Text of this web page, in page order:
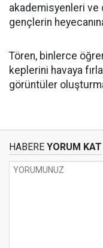
akademisyenleri ve
gençlerin
Tören, binlerce
keplerini havaya
görüntüler
HABERE YORUM KAT